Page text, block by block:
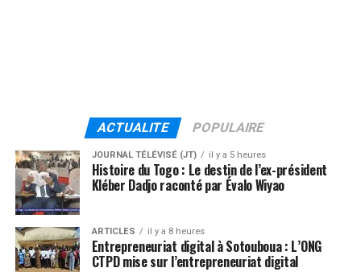
ACTUALITE POPULAIRE
JOURNAL TÉLÉVISÉ (JT) il y a 5 heures
Histoire du Togo : Le destin de l’ex-président
Kléber Dadjo raconté par Évalo Wiyao
ARTICLES il y a 8 heures
Entrepreneuriat digital à Sotouboua : L’ONG
CTPD mise sur l’entrepreneuriat digital